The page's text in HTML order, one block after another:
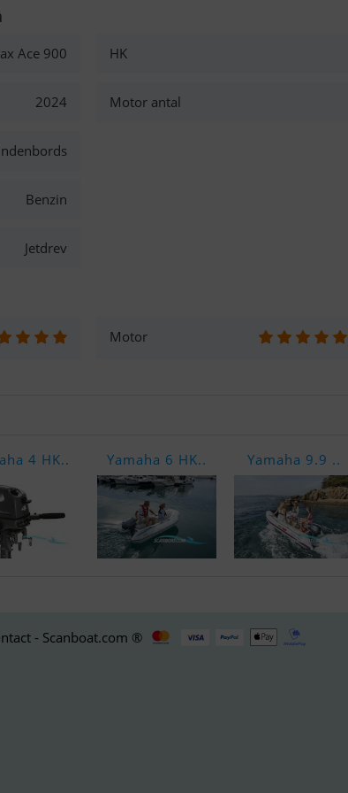
Ace 900 HK
2024 Motor antal
Benzin
Jetdrev
Motor
4 HK.. Yamaha 6 HK.. Yamaha 9.9 ..
- Scanboat.com ®